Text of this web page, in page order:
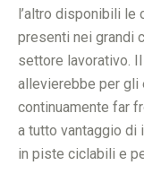
l’altro disponibili le
presenti nei grandi
settore lavorativo.
allevierebbe per gli
continuamente far
a tutto vantaggio di
in piste ciclabili e